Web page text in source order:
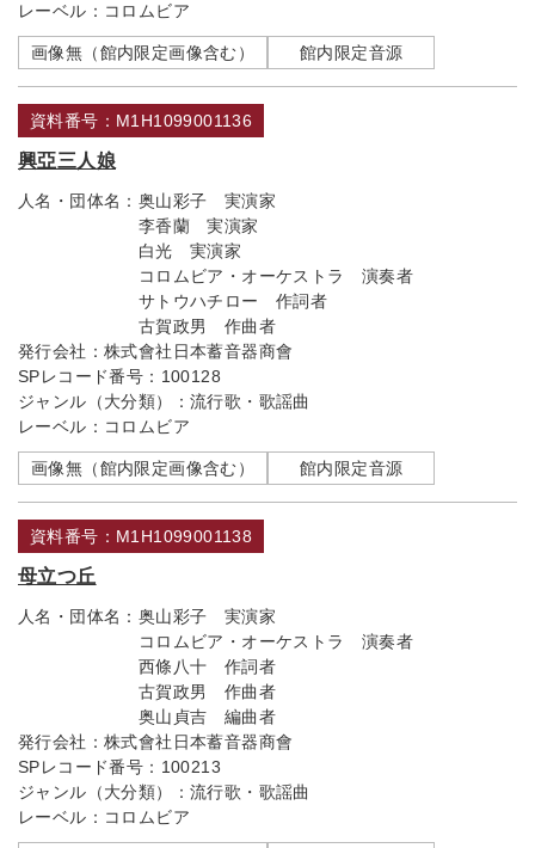
レーベル： コロムビア
画像無（館内限定画像含む） 館内限定音源
資料番号：M1H1099001136
興亞三人娘
人名・団体名： 奥山彩子 実演家
李香蘭 実演家
白光 実演家
コロムビア・オーケストラ 演奏者
サトウハチロー 作詞者
古賀政男 作曲者
発行会社： 株式會社日本蓄音器商會
SPレコード番号： 100128
ジャンル（大分類）： 流行歌・歌謡曲
レーベル： コロムビア
画像無（館内限定画像含む） 館内限定音源
資料番号：M1H1099001138
母立つ丘
人名・団体名： 奥山彩子 実演家
コロムビア・オーケストラ 演奏者
西條八十 作詞者
古賀政男 作曲者
奥山貞吉 編曲者
発行会社： 株式會社日本蓄音器商會
SPレコード番号： 100213
ジャンル（大分類）： 流行歌・歌謡曲
レーベル： コロムビア